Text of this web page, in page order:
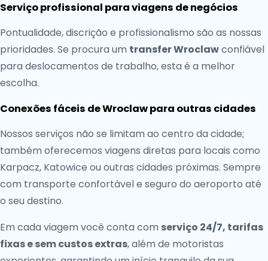
Serviço profissional para viagens de negócios
Pontualidade, discrição e profissionalismo são as nossas
prioridades. Se procura um transfer Wroclawconfiável
para deslocamentos de trabalho, esta é a melhor
escolha.
Conexões fáceis de Wroclaw para outras cidades
Nossos serviços não se limitam ao centro da cidade;
também oferecemos viagens diretas para locais como
Karpacz, Katowice ou outras cidades próximas. Sempre
com transporte confortável e seguro do aeroporto até
o seu destino.
Em cada viagem você conta com serviço 24/7, tarifas
fixas e sem custos extras, além de motoristas